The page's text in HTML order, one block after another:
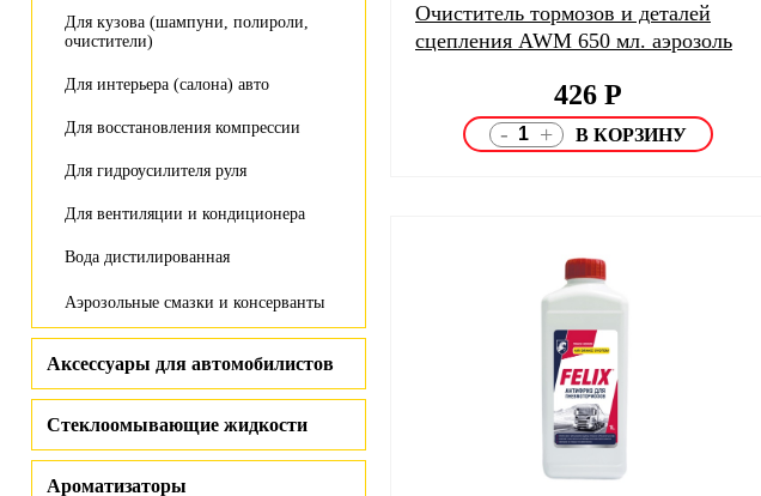
Для кузова (шампуни, полироли,
очистители)
Для интерьера (салона) авто
Для восстановления компрессии
Для гидроусилителя руля
Для вентиляции и кондиционера
Вода дистилированная
Аэрозольные смазки и консерванты
Аксессуары для автомобилистов
Стеклоомывающие жидкости
Ароматизаторы
Очиститель тормозов и деталей
сцепления AWM 650 мл. аэрозоль
426 Р
- +